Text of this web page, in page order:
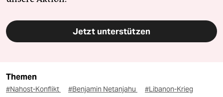
Jetzt unterstützen
Themen
#Nahost-Konflikt #Benjamin Netanjahu
#Libanon-Krieg